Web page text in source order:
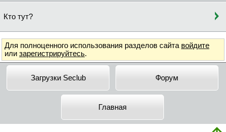
Кто тут?
Для полноценного использования разделов сайта войдите
или зарегистрируйтесь.
Загрузки Seclub Форум
Главная